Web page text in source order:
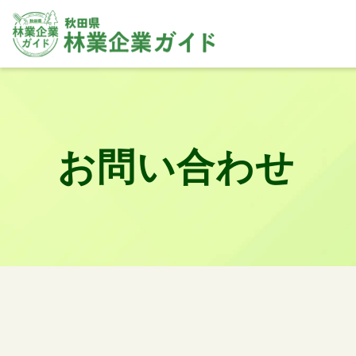
お問い合わせ